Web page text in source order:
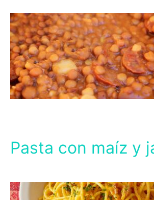
Pasta con maíz y